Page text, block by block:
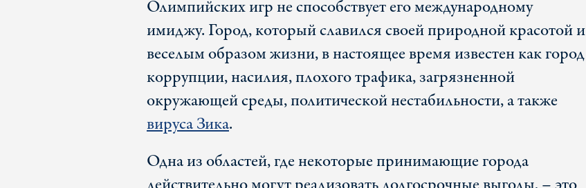
Олимпийских игр не способствует его международному
имиджу. Город, который славился своей природной красотой и
веселым образом жизни, в настоящее время известен как город
коррупции, насилия, плохого трафика, загрязненной
окружающей среды, политической нестабильности, а также
вируса Зика.
Одна из областей, где некоторые принимающие города